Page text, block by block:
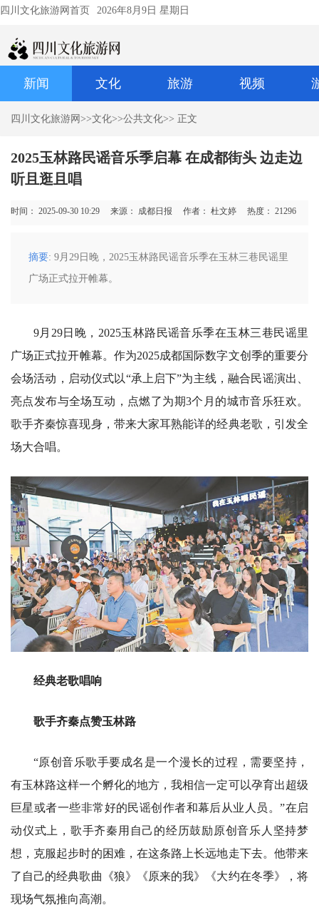
四川文化旅游网首页 2026年8月9日 星期日
新闻 文化 旅游 视频
四川文化旅游网 >>文化>>公共文化>> 正文
2025玉林路民谣音乐季启幕 在成都街头 边走边
听且逛且唱
时间： 2025-09-30 10:29 来源： 成都日报 作者： 杜文婷 热度： 21296
摘要: 9月29日晚，2025玉林路民谣音乐季在玉林三巷民谣里
广场正式拉开帷幕。
9月29日晚，2025玉林路民谣音乐季在玉林三巷民谣里
广场正式拉开帷幕。作为2025成都国际数字文创季的重要分
会场活动，启动仪式以“承上启下”为主线，融合民谣演出、
亮点发布与全场互动，点燃了为期3个月的城市音乐狂欢。
歌手齐秦惊喜现身，带来大家耳熟能详的经典老歌，引发全
场大合唱。
经典老歌唱响
歌手齐秦点赞玉林路
“原创音乐歌手要成名是一个漫长的过程，需要坚持，
有玉林路这样一个孵化的地方，我相信一定可以孕育出超级
巨星或者一些非常好的民谣创作者和幕后从业人员。”在启
动仪式上，歌手齐秦用自己的经历鼓励原创音乐人坚持梦
想，克服起步时的困难，在这条路上长远地走下去。他带来
了自己的经典歌曲《狼》《原来的我》《大约在冬季》，将
现场气氛推向高潮。